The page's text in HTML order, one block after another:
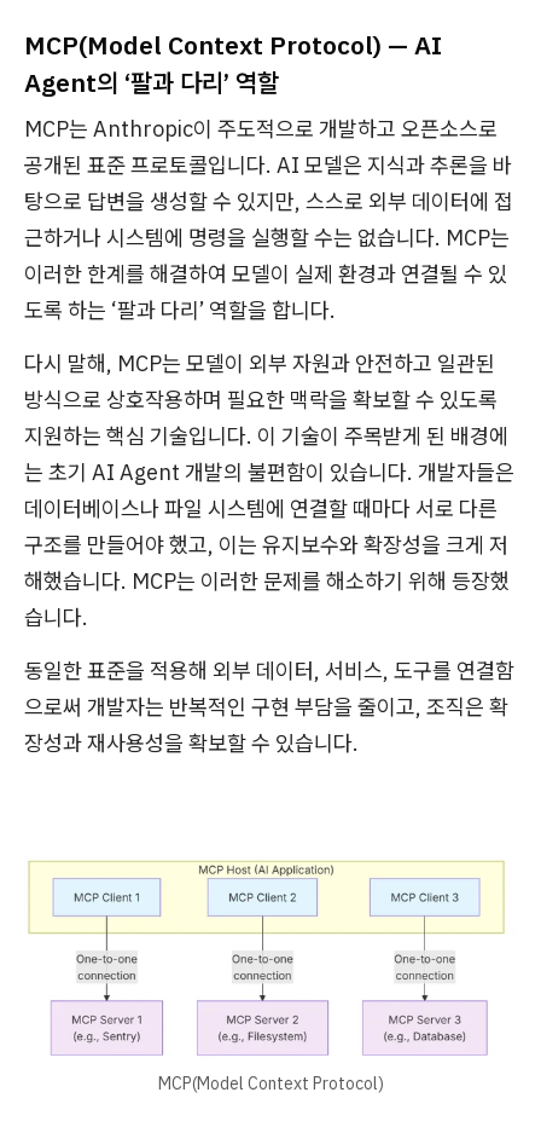
MCP(Model Context Protocol) — AI
Agent의 ‘팔과 다리’ 역할
MCP는 Anthropic이 주도적으로 개발하고 오픈소스로
공개된 표준 프로토콜입니다. AI 모델은 지식과 추론을 바
탕으로 답변을 생성할 수 있지만, 스스로 외부 데이터에 접
근하거나 시스템에 명령을 실행할 수는 없습니다. MCP는
이러한 한계를 해결하여 모델이 실제 환경과 연결될 수 있
도록 하는 ‘팔과 다리’ 역할을 합니다.
다시 말해, MCP는 모델이 외부 자원과 안전하고 일관된
방식으로 상호작용하며 필요한 맥락을 확보할 수 있도록
지원하는 핵심 기술입니다. 이 기술이 주목받게 된 배경에
는 초기 AI Agent 개발의 불편함이 있습니다. 개발자들은
데이터베이스나 파일 시스템에 연결할 때마다 서로 다른
구조를 만들어야 했고, 이는 유지보수와 확장성을 크게 저
해했습니다. MCP는 이러한 문제를 해소하기 위해 등장했
습니다.
동일한 표준을 적용해 외부 데이터, 서비스, 도구를 연결함
으로써 개발자는 반복적인 구현 부담을 줄이고, 조직은 확
장성과 재사용성을 확보할 수 있습니다.
MCP(Model Context Protocol)